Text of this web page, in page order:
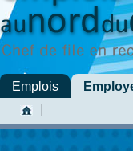
Emplois